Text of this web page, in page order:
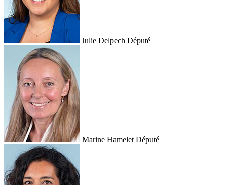
Julie Delpech Député
Marine Hamelet Député